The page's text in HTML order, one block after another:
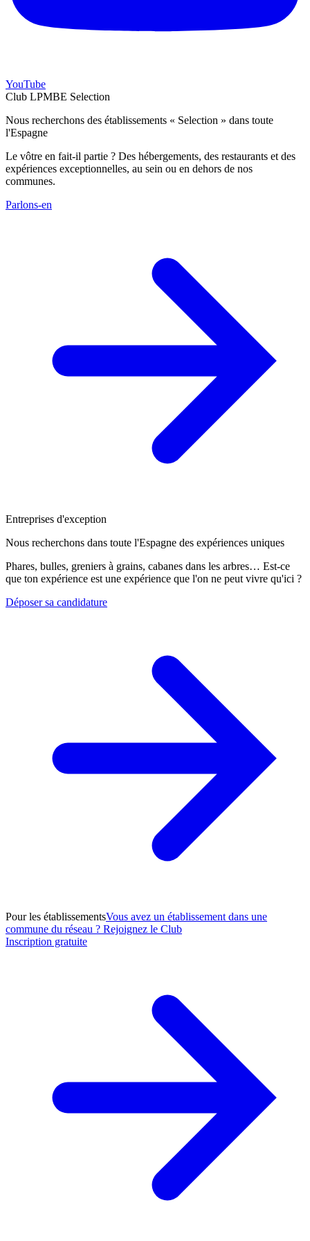
YouTube
Club LPMBE Selection
Nous recherchons des établissements « Selection » dans toute
l'Espagne
Le vôtre en fait-il partie ? Des hébergements, des restaurants et des
expériences exceptionnelles, au sein ou en dehors de nos
communes.
Parlons-en
Entreprises d'exception
Nous recherchons dans toute l'Espagne des expériences uniques
Phares, bulles, greniers à grains, cabanes dans les arbres… Est-ce
que ton expérience est une expérience que l'on ne peut vivre qu'ici ?
Déposer sa candidature
Pour les établissementsVous avez un établissement dans une
commune du réseau ? Rejoignez le Club
Inscription gratuite